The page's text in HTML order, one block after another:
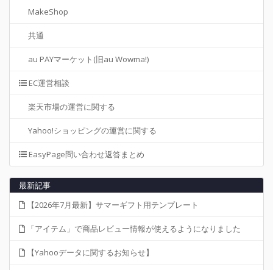
MakeShop
共通
au PAYマーケット(旧au Wowma!)
EC運営相談
楽天市場の運営に関する
Yahoo!ショッピングの運営に関する
EasyPage問い合わせ返答まとめ
最新記事
【2026年7月最新】サマーギフト用テンプレート
「アイテム」で商品レビュー情報が使えるようになりました
【Yahooデータに関するお知らせ】